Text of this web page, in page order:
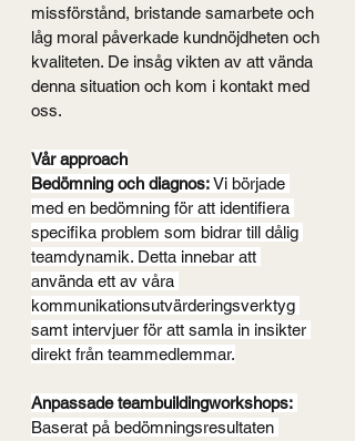
missförstånd, bristande samarbete och
låg moral påverkade kundnöjdheten och
kvaliteten. De insåg vikten av att vända
denna situation och kom i kontakt med
oss.
Vår approach
Bedömning och diagnos: Vi började
med en bedömning för att identifiera
specifika problem som bidrar till dålig
teamdynamik. Detta innebar att
använda ett av våra
kommunikationsutvärderingsverktyg
samt intervjuer för att samla in insikter
direkt från teammedlemmar.
Anpassade teambuildingworkshops:
Baserat på bedömningsresultaten